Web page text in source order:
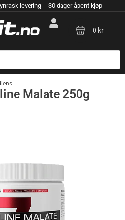
levering 30 dager åpent kjøp
0 kr
Malate 250g